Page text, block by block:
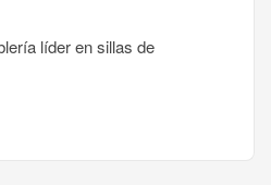
líder en sillas de